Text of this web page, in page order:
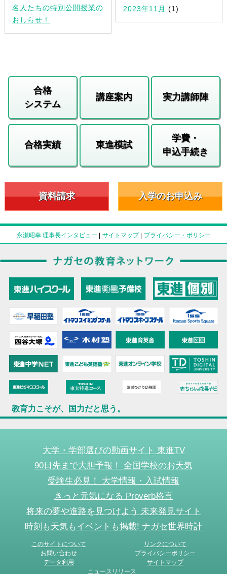
名人たちの特別公開授業の
おしらせ！
2023年11月 (1)
合格
システム
講座案内 実力講師陣
合格実績 東進模試
学費・
申込手続き
資料請求 入学のお申込み
永瀬昭幸 理事長インタビュー | サイトマップ| プライバシー・ポリシー
教育力こそが、国力だと思う。
大学・学部選びの動画サイト 東進TV
90日先まで大胆予報！ 全国学校のお天気
受験生必見！ 大学情報・入試情報
きっと元気になる Proverb格言
将来の夢や進路を見つけよう 未来発見サイト
時刻も天気もイベントも掲載! ナガセ世界時計
このサイトについて
リンクについて
お問い合わせ
プライバシーポリシー
データ利用
サイトマップ
ニュースリリース